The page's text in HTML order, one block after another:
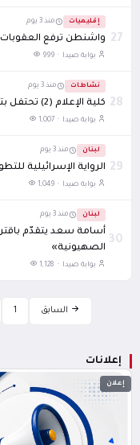
27
إقليميات منذ 3 يوم
واشنطن ترفع العقوبات عن 3 كيانات إيرانية.. و تؤكد
بوابة صيدا · 999
28
نشاطات منذ 3 يوم
كلية الإعلام (2) تحتفل بتخريج "دفعة الأرز"
بوابة صيدا · 1,007
29
لبنان منذ 3 يوم
الرواية الإسرائيلية
بوابة صيدا · 1,049
30
لبنان منذ 3 يوم
أسامة سعد يتقدّم
الصهيونية»
بوابة صيدا · 1,128
السابق 1
إعلانات
إعلان